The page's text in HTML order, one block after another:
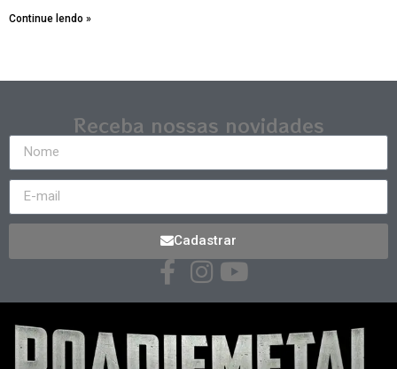
Continue lendo »
Receba nossas novidades
Cadastrar